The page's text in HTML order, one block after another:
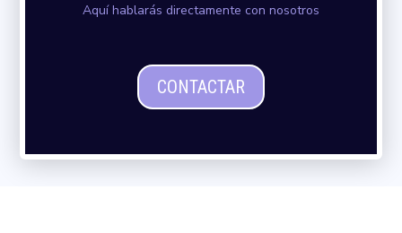
Aquí hablarás directamente con nosotros
CONTACTAR